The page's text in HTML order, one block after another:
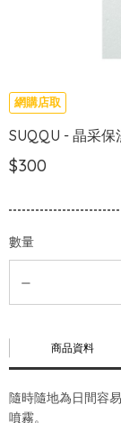
網購店取
SUQQU - 晶采
$300
數量
商品資料
隨時隨地為日間容
噴霧。